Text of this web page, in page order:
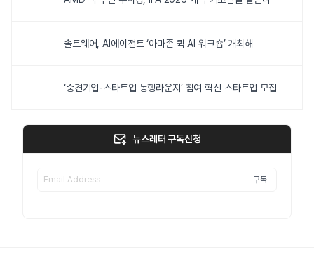
솔트웨어, AI에이전트 ‘아마존 퀵 AI 워크숍’ 개최해
‘중견기업-스타트업 동행라운지’ 참여 혁신 스타트업 모집
뉴스레터 구독신청
구독